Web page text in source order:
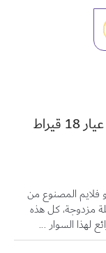
فلايم المصنوع من
بسلسلة مزدوجة، كل هذه
لهذا السوار ...